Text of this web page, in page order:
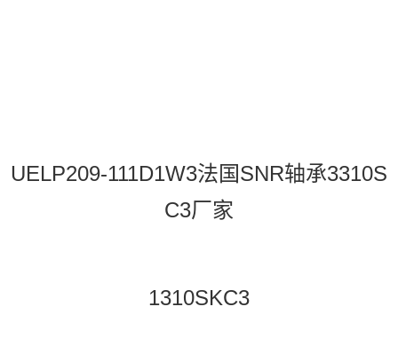
UELP209-111D1W3法国SNR轴承3310S
C3厂家
1310SKC3